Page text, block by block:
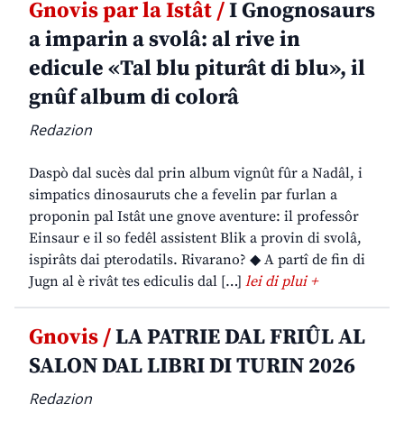
Gnovis par la Istât /I Gnognosaurs
a imparin a svolâ: al rive in
edicule «Tal blu piturât di blu», il
gnûf album di colorâ
Redazion
Daspò dal sucès dal prin album vignût fûr a Nadâl, i
simpatics dinosauruts che a fevelin par furlan a
proponin pal Istât une gnove aventure: il professôr
Einsaur e il so fedêl assistent Blik a provin di svolâ,
ispirâts dai pterodatils. Rivarano? ◆ A partî de fin di
Jugn al è rivât tes ediculis dal […] lei di plui +
Gnovis /LA PATRIE DAL FRIÛL AL
SALON DAL LIBRI DI TURIN 2026
Redazion